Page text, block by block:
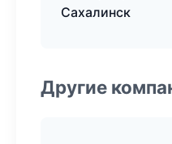
Сахалинск
Другие